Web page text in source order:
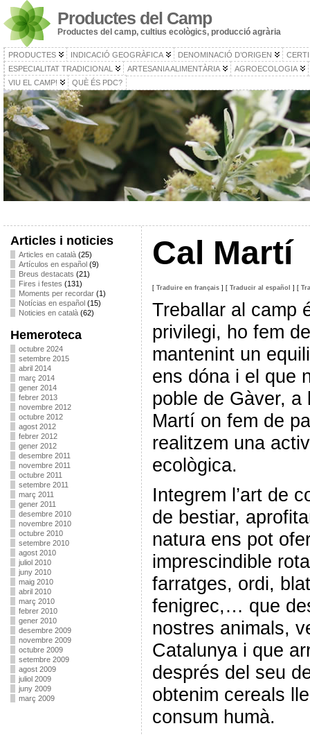
Productes del Camp
Productes del camp, cultius ecològics, producció agrària
PRODUCTES INDICACIÓ GEOGRÀFICA DENOMINACIÓ D’ORIGEN
ESPECIALITAT TRADICIONAL
ARTESANIA ALIMENTÀRIA
AGROECOLOGIA
VIU EL CAMP!
QUÈ ÉS PDC?
Articles i noticies
Articles en català(25)
Artículos en español(9)
Breus destacats (21)
Fires i festes (131)
Moments per recordar(1)
Notícias en español(15)
Noticies en català(62)
Hemeroteca
octubre 2024
setembre 2015
abril 2014
març 2014
gener 2014
febrer 2013
novembre 2012
octubre 2012
agost 2012
febrer 2012
gener 2012
desembre 2011
novembre 2011
octubre 2011
setembre 2011
març 2011
gener 2011
desembre 2010
novembre 2010
octubre 2010
setembre 2010
agost 2010
juliol 2010
juny 2010
maig 2010
abril 2010
març 2010
febrer 2010
gener 2010
desembre 2009
novembre 2009
octubre 2009
setembre 2009
agost 2009
juliol 2009
juny 2009
març 2009
Cal Martí
[ Traduire en français] [ Traducir al español ] [
Treballar al camp
privilegi, ho fem
mantenint un
ens dóna i el que
poble de Gàver, a
Martí on fem de
realitzem una
ecològica.
Integrem l’art de
de bestiar,
natura ens pot
imprescindible
farratges, ordi,
fenigrec,… que
nostres animals,
Catalunya i que
després del seu
obtenim cereals
consum humà.